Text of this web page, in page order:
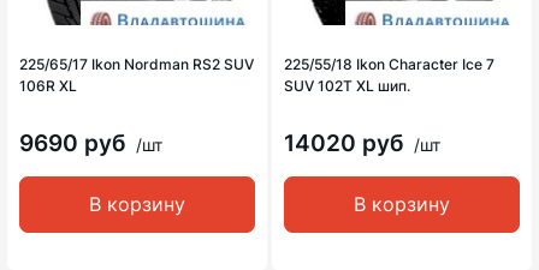
225/65/17 Ikon Nordman RS2 SUV
106R XL
9690 руб /шт
В корзину
225/55/18 Ikon Character Ice 7
SUV 102T XL шип.
14020 руб /шт
В корзину